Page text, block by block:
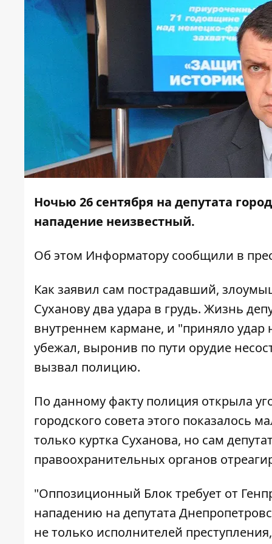
Ночью 26 сентября на депутата
нападение неизвестный.
Об этом Информатору сообщили в
Как заявил сам пострадавший,
Суханову два удара в грудь. Жизнь
внутреннем кармане, и "приняло
убежал, выронив по пути орудие
вызвал полицию.
По данному факту полиция открыла
городского совета этого показалось
только куртка Суханова, но сам
правоохранительных органов
"Оппозиционный Блок требует от
нападению на депутата
не только исполнителей